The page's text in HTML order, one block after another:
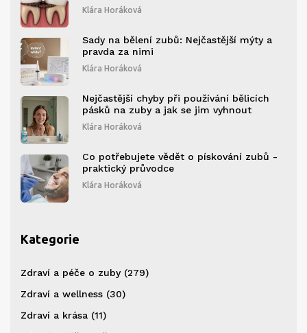
Klára Horáková
Sady na bělení zubů: Nejčastější mýty a
pravda za nimi
Klára Horáková
Nejčastější chyby při používání bělicích
pásků na zuby a jak se jim vyhnout
Klára Horáková
Co potřebujete vědět o pískování zubů -
praktický průvodce
Klára Horáková
Kategorie
Zdraví a péče o zuby (279)
Zdraví a wellness (30)
Zdraví a krása (11)